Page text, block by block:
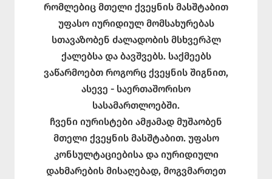
რომლებიც მთელი ქვეყნის მასშტაბით
უფასო იურიდიულ მომსახურებას
სთავაზობენ ძალადობის მსხვერპლ
ქალებსა და ბავშვებს. საქმეებს
ვაწარმოებთ როგორც ქვეყნის შიგნით,
ასევე - საერთაშორისო
სასამართლოებში.
ჩვენი იურისტები ამჟამად მუშაობენ
მთელი ქვეყნის მასშტაბით. უფასო
კონსულტაციებისა და იურიდიული
დახმარების მისაღებად, მოგვმართეთ